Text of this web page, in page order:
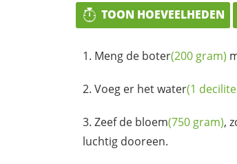
TOON HOEVEELHEDEN
Meng de boter(200 gram)
Voeg er hetwater(1
Zeef de bloem(750 gram),
luchtig dooreen.